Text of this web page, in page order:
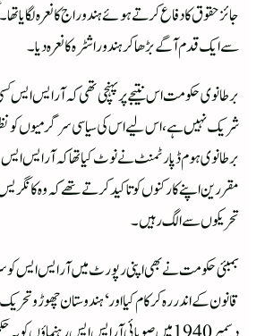
جائز حقوق کا دفاع کرتے ہوئے ہندو راج کا نعرہ لگایا
سے ایک قدم آگے بڑھا کر ہندو راشٹرہ کا نعرہ دیا۔
برطانوی حکومت اس نتیجے پر پہنچی تھی کہ آر ایس ایس
شریک نہیں ہے، اس لیے اس کی سیاسی سرگرمیوں کو
برطانوی ہوم ڈپارٹمنٹ نے نوٹ کیا تھا کہ آر ایس
مقررین اپنے کارکنوں کو تاکید کرتے تھے کہ وہ
تحریکوں سے الگ رہیں۔
بمبئی حکومت نے بھی اپنی رپورٹ میں آر ایس ایس کو
قانون کے اندر رہ کر کام کیا اور ‘ہندوستان چھوڑو